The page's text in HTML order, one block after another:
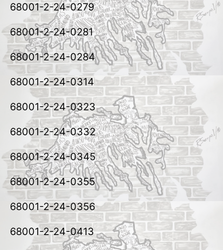
68001-2-24-0279
68001-2-24-0281
68001-2-24-0284
68001-2-24-0314
68001-2-24-0323
68001-2-24-0332
68001-2-24-0345
68001-2-24-0355
68001-2-24-0356
68001-2-24-0413